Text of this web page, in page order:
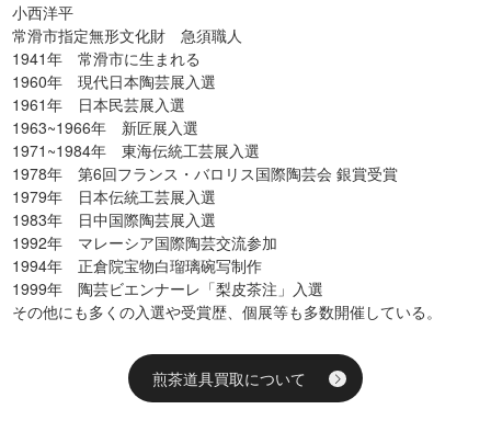
小西洋平
常滑市指定無形文化財 急須職人
1941年 常滑市に生まれる
1960年 現代日本陶芸展入選
1961年 日本民芸展入選
1963~1966年 新匠展入選
1971~1984年 東海伝統工芸展入選
1978年 第6回フランス・バロリス国際陶芸会 銀賞受賞
1979年 日本伝統工芸展入選
1983年 日中国際陶芸展入選
1992年 マレーシア国際陶芸交流参加
1994年 正倉院宝物白瑠璃碗写制作
1999年 陶芸ビエンナーレ「梨皮茶注」入選
その他にも多くの入選や受賞歴、個展等も多数開催している。
煎茶道具買取について